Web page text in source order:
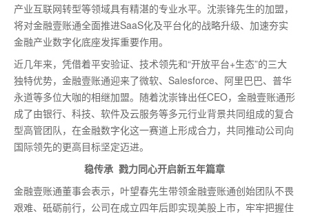
产业互联网转型等领域具有精湛的专业水平。沈崇锋先生的加盟，
将对金融壹账通全面推进SaaS化及平台化的战略升级、加速夯实
金融产业数字化底座发挥重要作用。
近几年来，凭借着平安验证、技术领先和“开放平台+生态”的三大
独特优势，金融壹账通迎来了微软、Salesforce、阿里巴巴、普华
永道等多位大咖的相继加盟。随着沈崇锋出任CEO，金融壹账通形
成了由银行、科技、软件及云服务等多元行业背景共同组成的复合
型高管团队，在金融数字化这一赛道上形成合力，共同推动公司向
国际领先的更高目标坚定迈进。
稳传承 戮力同心开启新五年篇章
金融壹账通董事会表示，叶望春先生带领金融壹账通创始团队不畏
艰难、砥砺前行，公司在成立四年后即实现美股上市，牢牢把握住